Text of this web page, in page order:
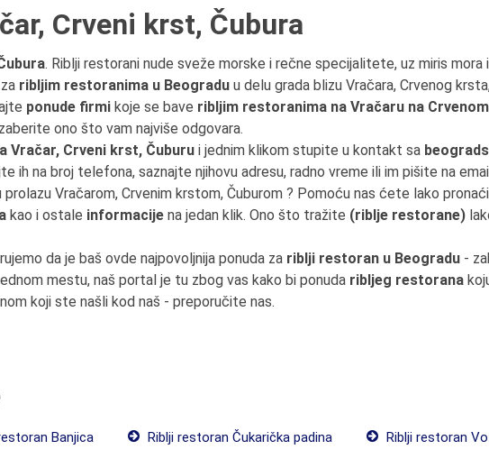
Crveni krst, Čubura
. Riblji restorani nude sveže morske i rečne specijalitete, uz miris mora
ribljim restoranima u Beogradu u delu grada blizu Vračara, Crvenog
ponude firmi koje se bave ribljim restoranima na Vračaru na
ono što vam najviše odgovara.
Vračar, Crveni krst, Čuburu i jednim klikom stupite u kontakt sa
ih na broj telefona, saznajte njihovu adresu, radno vreme ili im pišite na
Vračarom, Crvenim krstom, Čuburom ? Pomoću nas ćete lako pronaći
kao i ostale informacije na jedan klik. Ono što tražite (riblje restorane)
da je baš ovde najpovoljnija ponuda za riblji restoran u Beogradu -
mestu, naš portal je tu zbog vas kako bi ponuda ribljeg restorana
koji ste našli kod naš - preporučite nas.
Banjica Riblji restoran Čukarička padina
Riblji restoran